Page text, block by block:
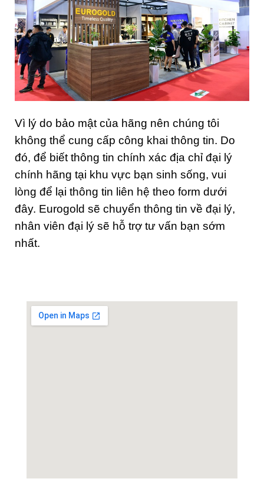
Vì lý do bảo mật của hãng nên chúng tôi
không thể cung cấp công khai thông tin. Do
đó, để biết thông tin chính xác địa chỉ đại lý
chính hãng tại khu vực bạn sinh sống, vui
lòng để lại thông tin liên hệ theo form dưới
đây. Eurogold sẽ chuyển thông tin về đại lý,
nhân viên đại lý sẽ hỗ trợ tư vấn bạn sớm
nhất.